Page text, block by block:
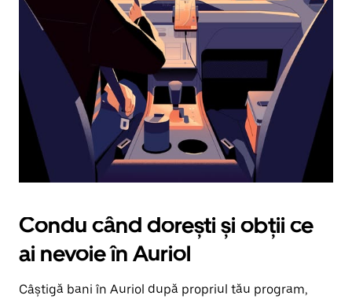
în
jos.
Închide
calendarul
apăsând
pe
butonul
Escape.
Condu când dorești și obții ce
ai nevoie în Auriol
Câștigă bani în Auriol după propriul tău program,